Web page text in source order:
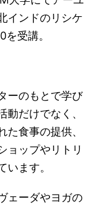
インドのリシケ
受講。
ーのもとで学び
動だけでなく、
食事の提供、
ョップやリトリ
ます。
ェーダやヨガの